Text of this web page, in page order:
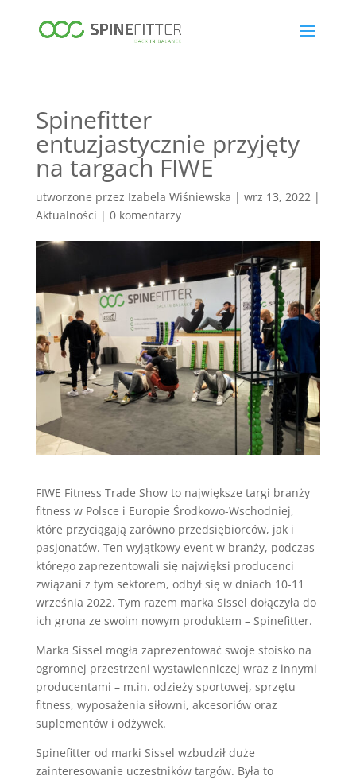
Spinefitter
entuzjastycznie przyjęty
na targach FIWE
utworzone przez Izabela Wiśniewska | wrz 13, 2022|
Aktualności | 0 komentarzy
FIWE Fitness Trade Show to największe targi branży
fitness w Polsce i Europie Środkowo-Wschodniej,
które przyciągają zarówno przedsiębiorców, jak i
pasjonatów. Ten wyjątkowy event w branży, podczas
którego zaprezentowali się najwięksi producenci
związani z tym sektorem, odbył się w dniach 10-11
września 2022. Tym razem marka Sissel dołączyła do
ich grona ze swoim nowym produktem – Spinefitter.
Marka Sissel mogła zaprezentować swoje stoisko na
ogromnej przestrzeni wystawienniczej wraz z innymi
producentami – m.in. odzieży sportowej, sprzętu
fitness, wyposażenia siłowni, akcesoriów oraz
suplementów i odżywek.
Spinefitter od marki Sissel wzbudził duże
zainteresowanie uczestników targów. Była to